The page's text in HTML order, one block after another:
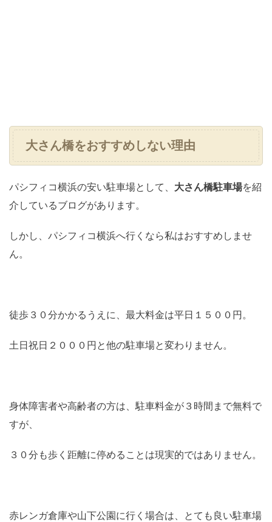
大さん橋をおすすめしない理由
パシフィコ横浜の安い駐車場として、 大さん橋駐車場を紹
介しているブログがあります。
しかし、パシフィコ横浜へ行くなら私はおすすめしませ
ん。
徒歩３０分かかるうえに、最大料金は平日１５００円。
土日祝日２０００円と他の駐車場と変わりません。
身体障害者や高齢者の方は、駐車料金が３時間まで無料で
すが、
３０分も歩く距離に停めることは現実的ではありません。
赤レンガ倉庫や山下公園に行く場合は、とても良い駐車場